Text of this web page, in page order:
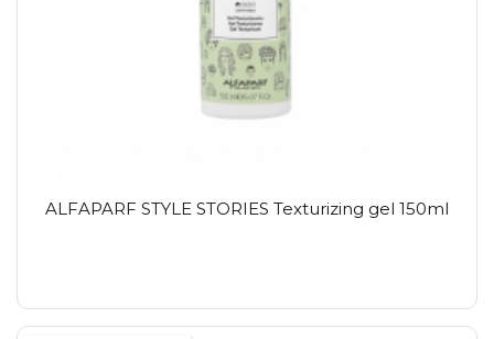
ALFAPARF STYLE STORIES Texturizing gel 150ml